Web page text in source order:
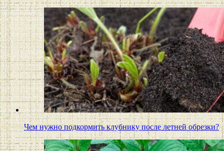
Чем нужно подкормить клубнику после летней обрезки?